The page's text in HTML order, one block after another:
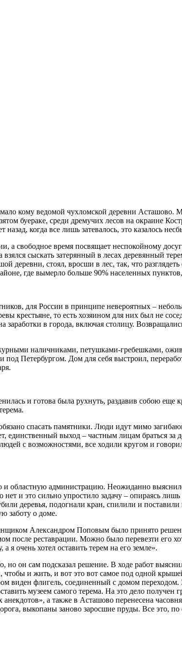
кому ведомой чухломской деревни Асташово.
буераке, среди дремучих лесов на окраине
когда все лишь затевалось, это казалось
а свободное время посвящает неспокойному
сыскать затерянный в лесах деревянный
деревни, стоял, вросши в лес, так, что
где вымерло больше 90% населенных
для России в принципе невероятных –
крестьяне, то есть хозяином для них был не
заработки в города, включая столицу.
наличниками, петушками-гребешками,
Петербургом. Дом для себя выстроил,
и готова была рухнуть, раздавив собою
спасать памятники. Люди идут мимо
единственный выход – частным лицам браться
с возможностями, все ходили кругом и
областную администрацию. Неожиданно
и это сильно упростило задачу – опираясь
деревья, подогнали кран, спилили и
заботу о доме.
Александром Поповым было принято
после реставрации. Можно было перевезти его
я очень хотел оставить терем на его земле».
он сам подсказал решение. В ходе работ
и жить, и вот это вот самое под одной
виден флигель, соединенный с домом
музеем самого терема. На это дело
а также в Асташово перенесена
выкопаны заново заросшие пруды. Все это,